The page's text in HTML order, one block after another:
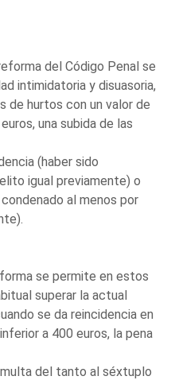
del Código Penal se
intimidatoria y disuasoria,
de hurtos con un valor de
una subida de las
(haber sido
igual previamente) o
al menos por
se permite en estos
superar la actual
se da reincidencia en
a 400 euros, la pena
del tanto al séxtuplo